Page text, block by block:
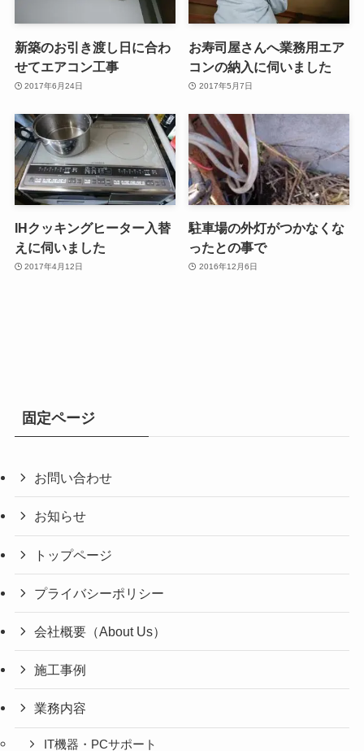
新築のお引き渡し日に合わ
せてエアコン工事
2017年6月24日
お寿司屋さんへ業務用エア
コンの納入に伺いました
2017年5月7日
IHクッキングヒーター入替
えに伺いました
2017年4月12日
駐車場の外灯がつかなくな
ったとの事で
2016年12月6日
固定ページ
お問い合わせ
お知らせ
トップページ
プライバシーポリシー
会社概要（About Us）
施工事例
業務内容
IT機器・PCサポート